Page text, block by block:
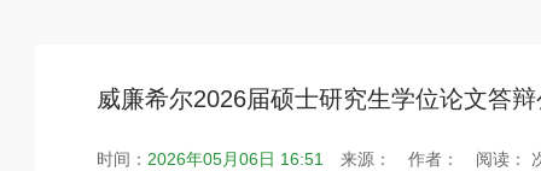
威廉希尔2026届硕士研究生学位论文答
时间： 2026年05月06日 16:51来源： 作者： 阅读：